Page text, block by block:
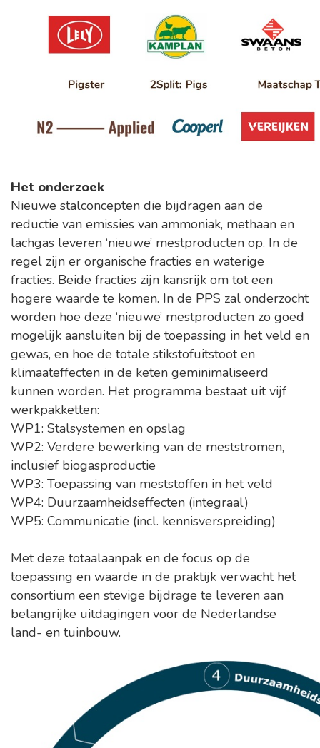
Het onderzoek
Nieuwe stalconcepten die bijdragen aan de
reductie van emissies van ammoniak, methaan en
lachgas leveren ‘nieuwe’ mestproducten op. In de
regel zijn er organische fracties en waterige
fracties. Beide fracties zijn kansrijk om tot een
hogere waarde te komen. In de PPS zal onderzocht
worden hoe deze ‘nieuwe’ mestproducten zo goed
mogelijk aansluiten bij de toepassing in het veld en
gewas, en hoe de totale stikstofuitstoot en
klimaateffecten in de keten geminimaliseerd
kunnen worden. Het programma bestaat uit vijf
werkpakketten:
WP1: Stalsystemen en opslag
WP2: Verdere bewerking van de meststromen,
inclusief biogasproductie
WP3: Toepassing van meststoffen in het veld
WP4: Duurzaamheidseffecten (integraal)
WP5: Communicatie (incl. kennisverspreiding)
Met deze totaalaanpak en de focus op de
toepassing en waarde in de praktijk verwacht het
consortium een stevige bijdrage te leveren aan
belangrijke uitdagingen voor de Nederlandse
land- en tuinbouw.